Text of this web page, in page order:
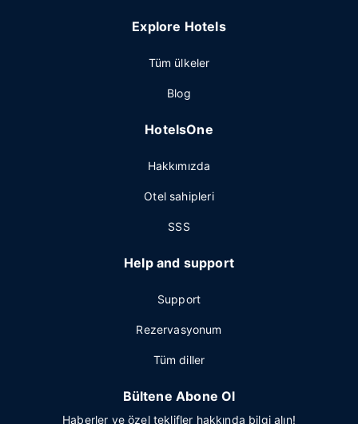
Explore Hotels
Tüm ülkeler
Blog
HotelsOne
Hakkımızda
Otel sahipleri
SSS
Help and support
Support
Rezervasyonum
Tüm diller
Bültene Abone Ol
Haberler ve özel teklifler hakkında bilgi alın!